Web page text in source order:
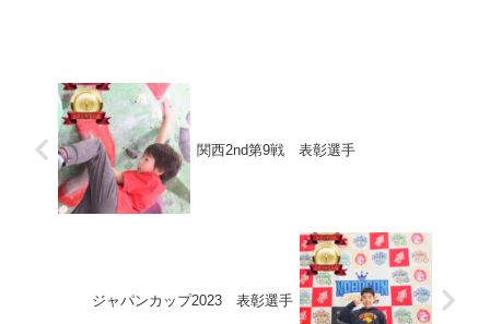
関西2nd第9戦 表彰選手
ジャパンカップ2023 表彰選手